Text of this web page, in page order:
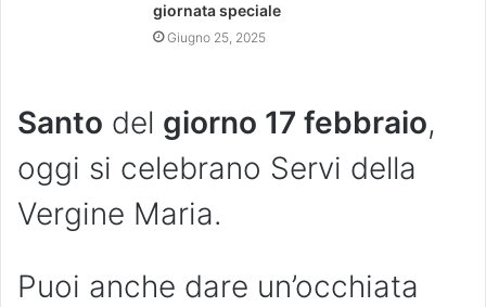
giornata speciale
Giugno 25, 2025
Santo del giorno 17 febbraio,
oggi si celebrano Servi della
Vergine Maria.
Puoi anche dare un’occhiata